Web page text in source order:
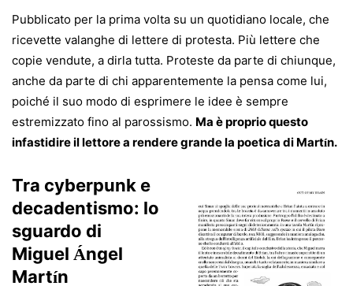
Pubblicato per la prima volta su un quotidiano locale, che
ricevette valanghe di lettere di protesta. Più lettere che
copie vendute, a dirla tutta. Proteste da parte di chiunque,
anche da parte di chi apparentemente la pensa come lui,
poiché il suo modo di esprimere le idee è sempre
estremizzato fino al parossismo. Ma è proprio questo
infastidire il lettore a rendere grande la poetica di Martín.
Tra cyberpunk e
decadentismo: lo
sguardo di
Miguel Ángel
Martín